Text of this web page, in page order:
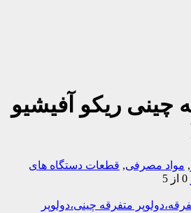
چینی ریکو آفیشیو
, مواد مصرفی, قطعات دستگاه های
0 از 5
متفرقه چینی،دولوپر